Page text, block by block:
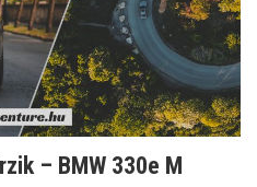
– BMW 330e M